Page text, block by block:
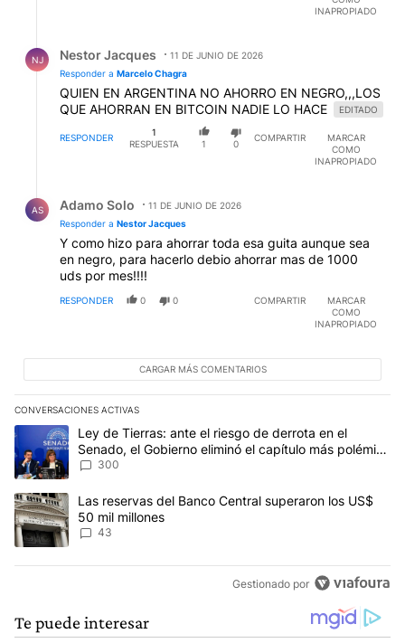
INAPROPIADO
NJ Nestor Jacques
11 DE JUNIO DE 2026
Responder a Marcelo Chagra
QUIEN EN ARGENTINA NO AHORRO EN NEGRO,,,LOS
QUE AHORRAN EN BITCOIN NADIE LO HACE
EDITADO
RESPONDER
1
RESPUESTA
1 0
COMPARTIR
MARCAR
COMO
INAPROPIADO
AS Adamo Solo
11 DE JUNIO DE 2026
Responder a Nestor Jacques
Y como hizo para ahorrar toda esa guita aunque sea
en negro, para hacerlo debio ahorrar mas de 1000
uds por mes!!!!
RESPONDER 0 0 COMPARTIR
MARCAR
COMO
INAPROPIADO
CARGAR MÁS COMENTARIOS
CONVERSACIONES ACTIVAS
Este listado muestra los artículos con más comentarios en los
Un artículo de tendencia con el título "Ley de Tierras: ante el
Ley de Tierras: ante el riesgo de derrota en el
Senado, el Gobierno eliminó el capítulo más polémico
del proyecto
300
Un artículo de tendencia con el título "Las reservas del Banco
Las reservas del Banco Central superaron los US$
50 mil millones
43
Gestionado por